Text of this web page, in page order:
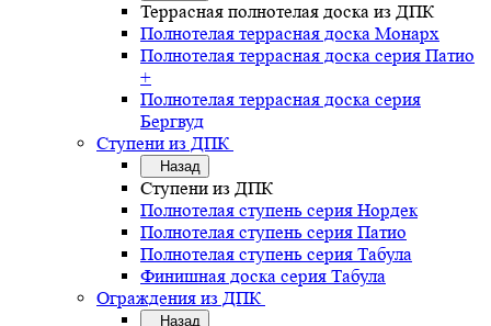
Террасная полнотелая доска из ДПК
Полнотелая террасная доска Монарх
Полнотелая террасная доска серия Патио
+
Полнотелая террасная доска серия
Бергвуд
Ступени из ДПК
Назад
Ступени из ДПК
Полнотелая ступень серия Нордек
Полнотелая ступень серия Патио
Полнотелая ступень серия Табула
Финишная доска серия Табула
Ограждения из ДПК
Назад